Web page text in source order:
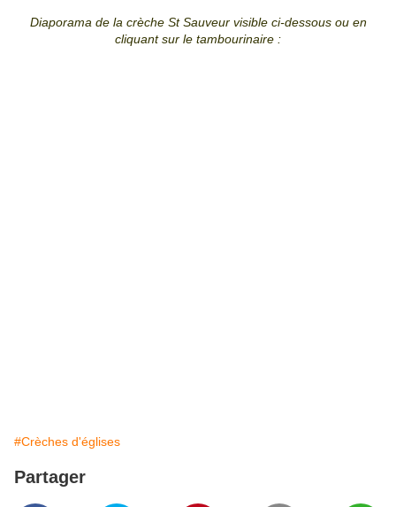
Diaporama de la crèche St Sauveur visible ci-dessous ou en
cliquant sur le tambourinaire :
#Crèches d'églises
Partager